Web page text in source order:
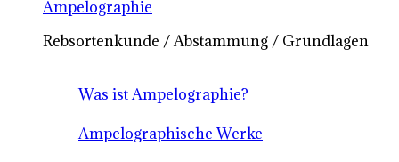
Ampelographie
Rebsortenkunde / Abstammung / Grundlagen
Was ist Ampelographie?
Ampelographische Werke